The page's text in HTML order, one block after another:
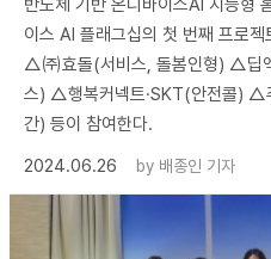
반도체 기반 온디바이스AI 지능형
이스 AI 플래그십의 첫 번째 프로
△㈜효돌(서비스, 돌봄인형) △딥
스) △행복커넥트·SKT(안전콜) △
간) 등이 참여한다.
2024.06.26
by 배종인 기자